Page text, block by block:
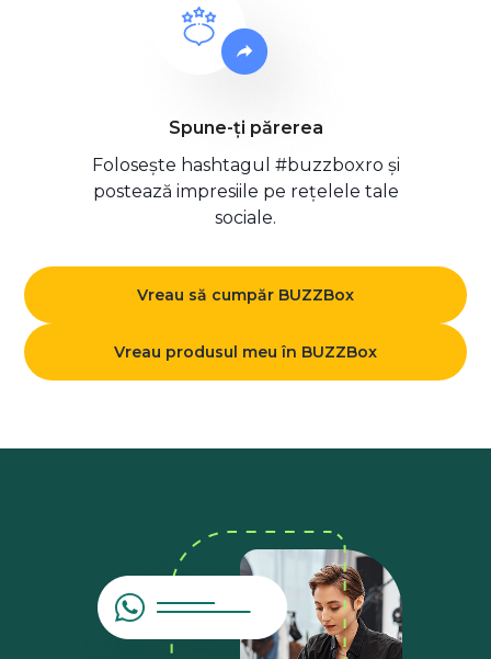
Spune-ți părerea
Folosește hashtagul #buzzboxro și
postează impresiile pe rețelele tale
sociale.
Vreau să cumpăr BUZZBox
Vreau produsul meu în BUZZBox